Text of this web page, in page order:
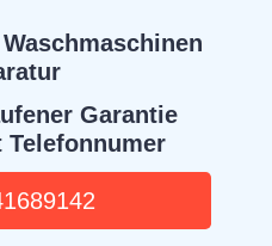
Garantie
Telefonnumer